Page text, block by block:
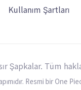
Kullanım Şartları
Şapkalar. Tüm
Resmi bir One